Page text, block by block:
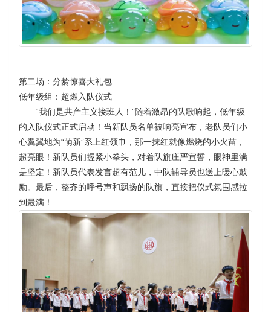
第二场：分龄惊喜大礼包
低年级组：超燃入队仪式
“我们是共产主义接班人！”随着激昂的队歌响起，低年级
的入队仪式正式启动！当新队员名单被响亮宣布，老队员们小
心翼翼地为“萌新”系上红领巾，那一抹红就像燃烧的小火苗，
超亮眼！新队员们握紧小拳头，对着队旗庄严宣誓，眼神里满
是坚定！新队员代表发言超有范儿，中队辅导员也送上暖心鼓
励。最后，整齐的呼号声和飘扬的队旗，直接把仪式氛围感拉
到最满！